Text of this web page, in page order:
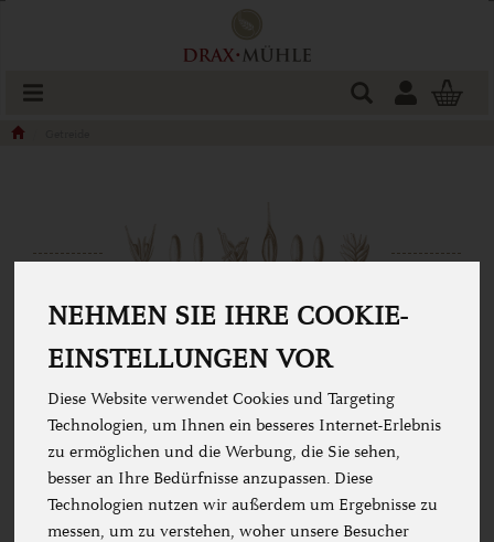
NEHMEN SIE IHRE COOKIE-
EINSTELLUNGEN VOR
Diese Website verwendet Cookies und Targeting
Technologien, um Ihnen ein besseres Internet-Erlebnis
zu ermöglichen und die Werbung, die Sie sehen,
besser an Ihre Bedürfnisse anzupassen. Diese
Technologien nutzen wir außerdem um Ergebnisse zu
messen, um zu verstehen, woher unsere Besucher
Produkt
GETREIDE
Roggen, Dinkel, Nackthafer, Braunhirse, Emmer, Einkorn,
Lichtkornroggen bis hin zu Gelbmehl- und Rotkornweizen.